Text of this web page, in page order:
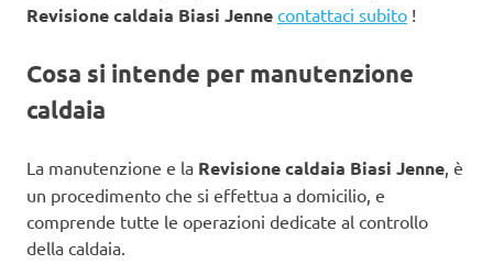
Revisione caldaia Biasi Jenne contattaci subito !
Cosa si intende per manutenzione
caldaia
La manutenzione e la Revisione caldaia Biasi Jenne, è
un procedimento che si effettua a domicilio, e
comprende tutte le operazioni dedicate al controllo
della caldaia.